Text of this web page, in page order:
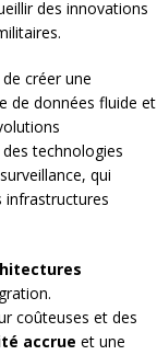
des innovations
créer une
de données fluide et
technologies
qui
infrastructures
coûteuses et des
accrue et une